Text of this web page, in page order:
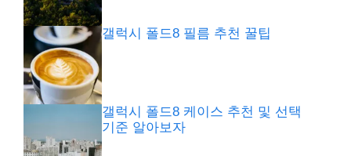
갤럭시 폴드8 필름 추천 꿀팁
갤럭시 폴드8 케이스 추천 및 선택
기준 알아보자